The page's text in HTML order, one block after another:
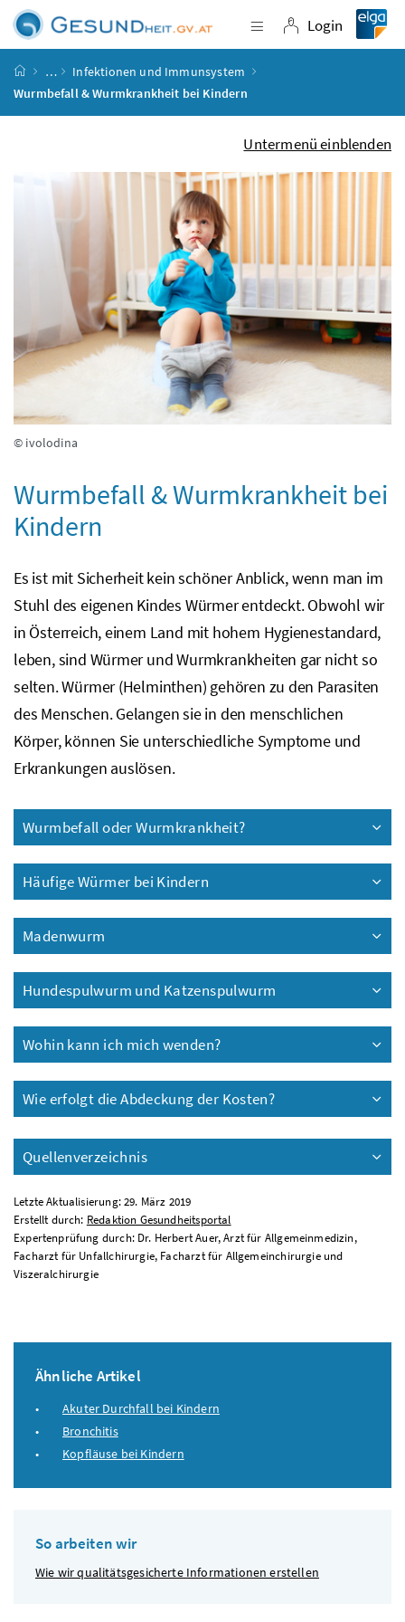
Zum Inhalt
Zum Hauptmenü
Zum Untermenü
Zur Suche
Navigation
Login
Login
Startseite
…
Infektionen und Immunsystem
Wurmbefall & Wurmkrankheit bei Kindern
Untermenü einblenden
© ivolodina
Wurmbefall & Wurmkrankheit bei
Kindern
Es ist mit Sicherheit kein schöner Anblick, wenn man im
Stuhl des eigenen Kindes Würmer entdeckt. Obwohl wir
in Österreich, einem Land mit hohem Hygienestandard,
leben, sind Würmer und Wurmkrankheiten gar nicht so
selten. Würmer (Helminthen) gehören zu den Parasiten
des Menschen. Gelangen sie in den menschlichen
Körper, können Sie unterschiedliche Symptome und
Erkrankungen auslösen.
Wurmbefall oder Wurmkrankheit?
Häufige Würmer bei Kindern
Madenwurm
Hundespulwurm und Katzenspulwurm
Wohin kann ich mich wenden?
Wie erfolgt die Abdeckung der Kosten?
Quellenverzeichnis
Letzte Aktualisierung: 29. März 2019
Erstellt durch: Redaktion Gesundheitsportal
Expertenprüfung durch: Dr. Herbert Auer, Arzt für Allgemeinmedizin,
Facharzt für Unfallchirurgie, Facharzt für Allgemeinchirurgie und
Viszeralchirurgie
Ähnliche Artikel
Akuter Durchfall bei Kindern
Bronchitis
Kopfläuse bei Kindern
So arbeiten wir
Wie wir qualitätsgesicherte Informationen erstellen